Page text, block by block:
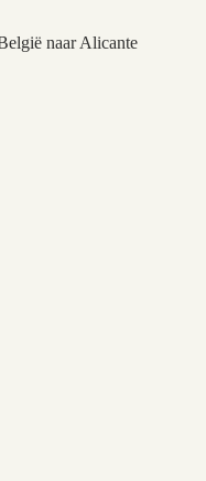
naar Alicante